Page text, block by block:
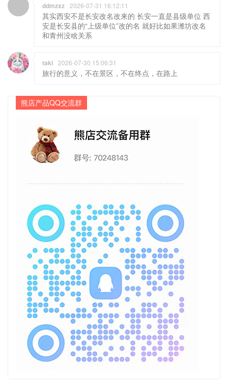
ddmzxz 2026-07-31 16:12:11
其实西安不是长安改名改来的 长安一直是县级单位 西
安是长安县的“上级单位”改的名 就好比如果潍坊改名
和青州没啥关系
taki 2026-07-30 15:06:31
旅行的意义，不在景区，不在终点，在路上
熊店产品QQ交流群